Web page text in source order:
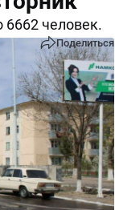
6662 человек.
Поделиться